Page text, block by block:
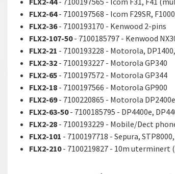
FLX2-64- 7100197568 - Icom F29SR,
FLX2-36- 7100193170 - Kenwood 2-pins
FLX2-107-50- 7100185797 - Kenwood
FLX2-21 - 7100193228 - Motorola,
FLX2-32- 7100193227- Motorola GP340
FLX2-65- 7100197572 - Motorola GP344
FLX2-18- 7100197566 - Motorola GP900
FLX2-69- 7100220865 - Motorola
FLX2-63-50- 7100185795 - DP4400e,
FLX2-28- 7100193229 - Mobile/Dect
FLX2-101 - 7100197718 - Sepura,
FLX2-210- 7100219827 - 10m uterminert